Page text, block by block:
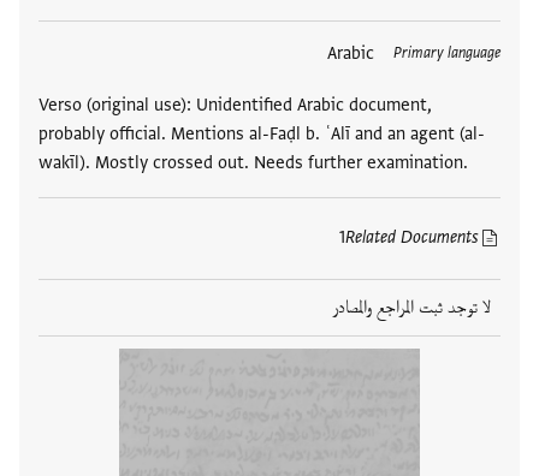
Primary language
Arabic
Verso (original use): Unidentified Arabic document,
probably official. Mentions al-Faḍl b. ʿAlī and an agent (al-
wakīl). Mostly crossed out. Needs further examination.
Related Documents
1
لا توجد ثبت المراجع والمصادر